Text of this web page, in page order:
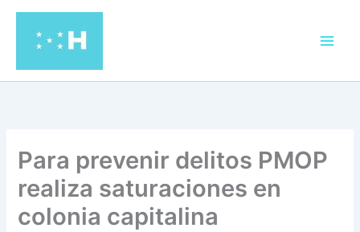
contenido
Para prevenir delitos PMOP
realiza saturaciones en
colonia capitalina